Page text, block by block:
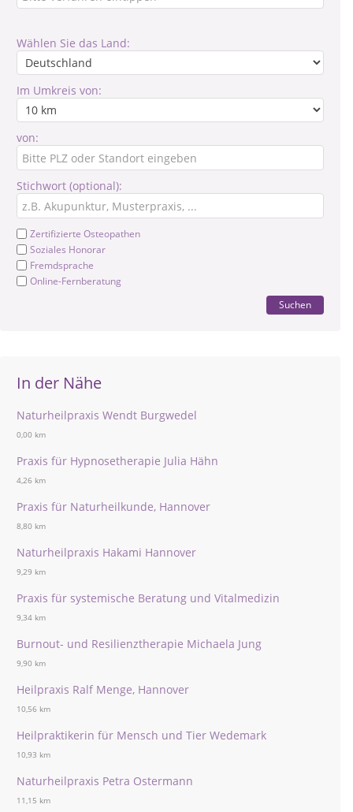
Wählen Sie das Land:
Im Umkreis von:
von:
Stichwort (optional):
Zertifizierte Osteopathen
Soziales Honorar
Fremdsprache
Online-Fernberatung
Suchen
In der Nähe
Naturheilpraxis Wendt Burgwedel
0,00 km
Praxis für Hypnosetherapie Julia Hähn
4,26 km
Praxis für Naturheilkunde, Hannover
8,80 km
Naturheilpraxis Hakami Hannover
9,29 km
Praxis für systemische Beratung und Vitalmedizin
9,34 km
Burnout- und Resilienztherapie Michaela Jung
9,90 km
Heilpraxis Ralf Menge, Hannover
10,56 km
Heilpraktikerin für Mensch und Tier Wedemark
10,93 km
Naturheilpraxis Petra Ostermann
11,15 km